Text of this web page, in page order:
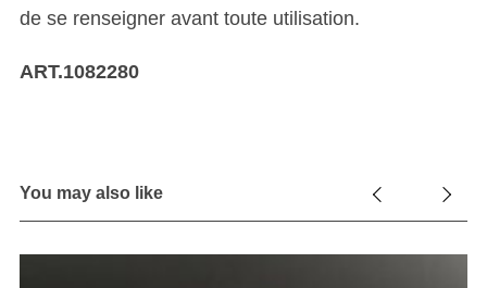
de se renseigner avant toute utilisation.
ART.1082280
You may also like